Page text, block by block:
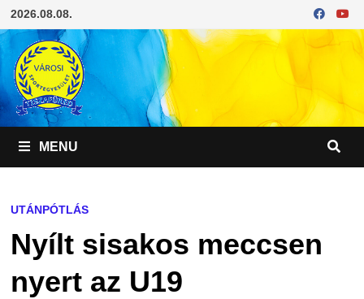
Skip
to
content
2026.08.08.
MENU
UTÁNPÓTLÁS
Nyílt sisakos meccsen
nyert az U19